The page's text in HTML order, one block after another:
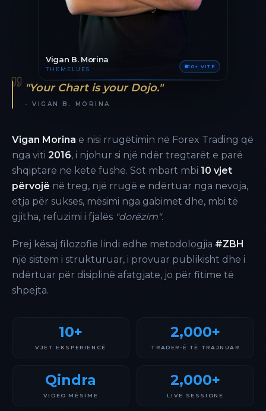
Vigan B. Morina
THEMELUES 10+ VITE
"Your Chart is your Dojo."
- VIGAN B. MORINA
Vigan Morina e nisi rrugëtimin në Forex Trading që
nga viti 2016, i njohur si një ndër tregtarët e parë
shqiptarë në këtë fushë. Sot mbart mbi 10 vjet
përvojë në treg, një rrugë e ndërtuar nga nevoja,
etja për sukses, mësimi nga gabimet dhe, mbi të
gjitha, refuzimi i fjalës "dorëzim".
Prej kësaj filozofie lindi edhe metodologjia #ZBH
një sistem i strukturuar, i provuar publikisht dhe i
ndërtuar për disiplinë afatgjate, jo për fitime të
shpejta.
10+
VJET EKSPERIENCË
2,000+
TRADER-Ë TË TRAJNUAR
Qindra
VIDEO MËSIME
2,000+
LIVE SESSIONE